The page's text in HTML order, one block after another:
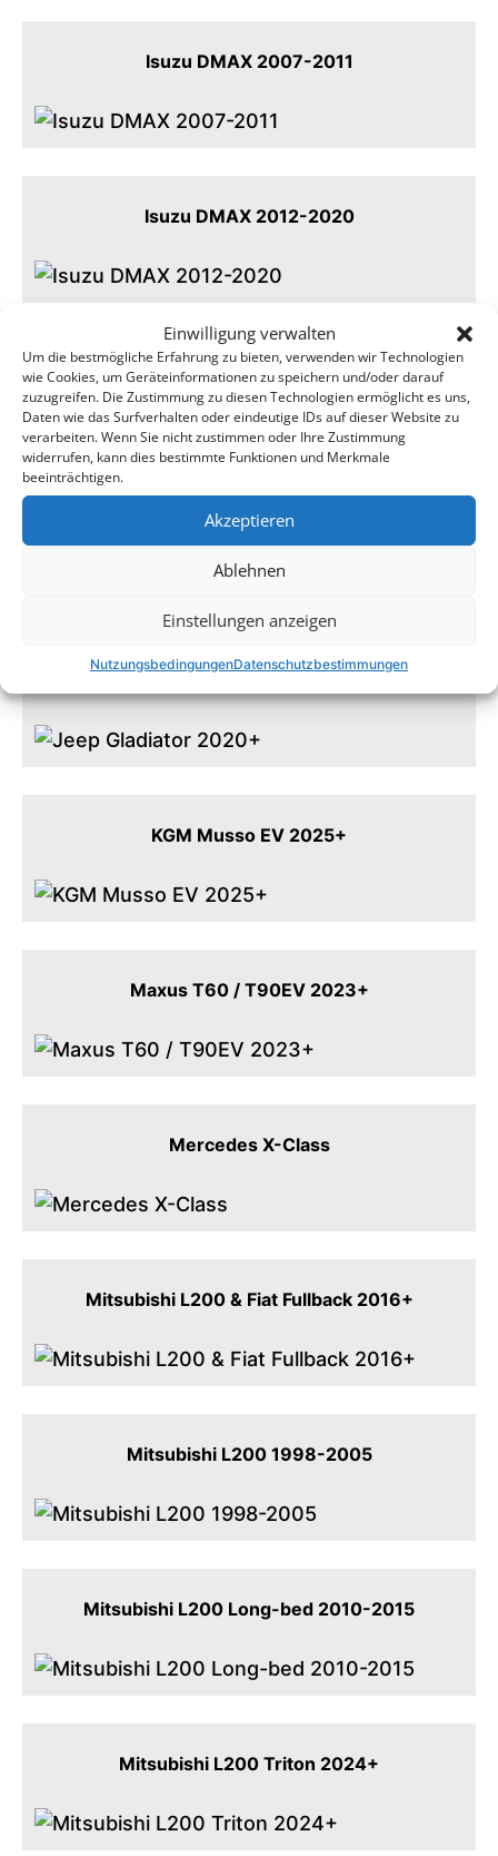
Einwilligung verwalten
Um die bestmögliche Erfahrung zu bieten, verwenden wir Technologien
wie Cookies, um Geräteinformationen zu speichern und/oder darauf
zuzugreifen. Die Zustimmung zu diesen Technologien ermöglicht es uns,
Daten wie das Surfverhalten oder eindeutige IDs auf dieser Website zu
verarbeiten. Wenn Sie nicht zustimmen oder Ihre Zustimmung
widerrufen, kann dies bestimmte Funktionen und Merkmale
beeinträchtigen.
Akzeptieren
Ablehnen
Einstellungen anzeigen
NutzungsbedingungenDatenschutzbestimmungen
Isuzu DMAX 2007-2011
Isuzu DMAX 2012-2020
Isuzu DMAX 2021+
JAC T9 EV 2024+
Jeep Gladiator 2020+
KGM Musso EV 2025+
Maxus T60 / T90EV 2023+
Mercedes X-Class
Mitsubishi L200 & Fiat Fullback 2016+
Mitsubishi L200 1998-2005
Mitsubishi L200 Long-bed 2010-2015
Mitsubishi L200 Triton 2024+